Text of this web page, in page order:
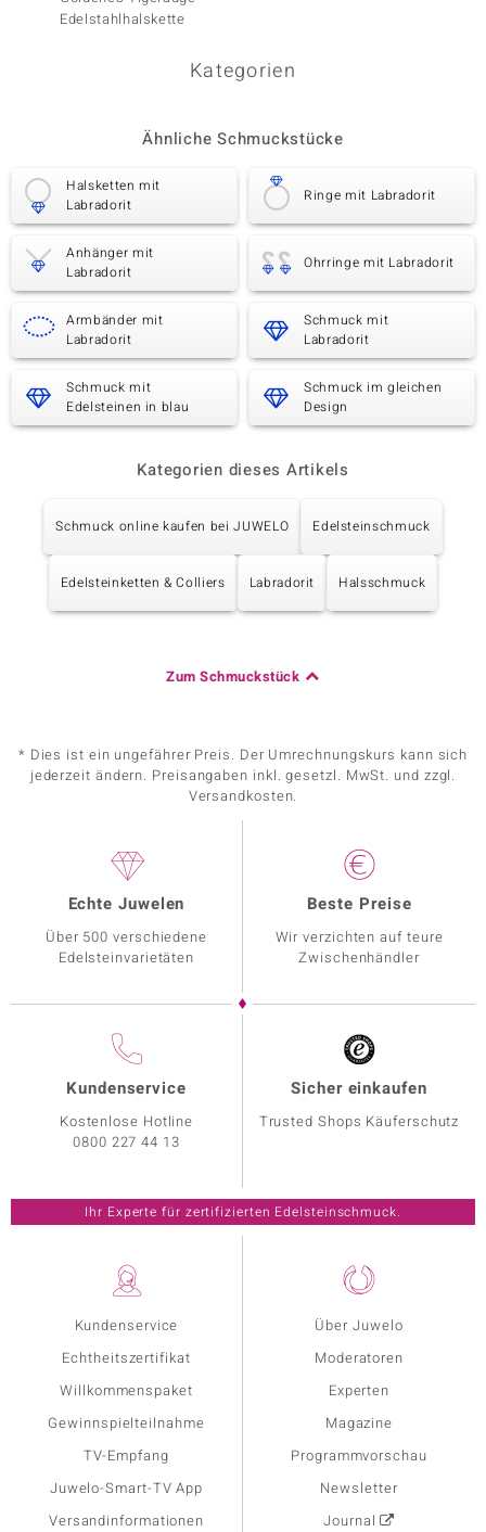
Edelstahlhalskette
Kategorien
Ähnliche Schmuckstücke
Halsketten mit
Labradorit
Ringe mit Labradorit
Anhänger mit
Labradorit
Ohrringe mit Labradorit
Armbänder mit
Labradorit
Schmuck mit
Labradorit
Schmuck mit
Edelsteinen in blau
Schmuck im gleichen
Design
Kategorien dieses Artikels
Schmuck online kaufen bei JUWELO Edelsteinschmuck
Edelsteinketten & Colliers Labradorit Halsschmuck
Zum Schmuckstück
* Dies ist ein ungefährer Preis. Der Umrechnungskurs kann sich
jederzeit ändern. Preisangaben inkl. gesetzl. MwSt. und zzgl.
Versandkosten.
Kundenservice
Echtheitszertifikat
Willkommenspaket
Gewinnspielteilnahme
TV-Empfang
Juwelo-Smart-TV App
Versandinformationen
Über Juwelo
Moderatoren
Experten
Magazine
Programmvorschau
Newsletter
Journal
Echte Juwelen
Über 500 verschiedene
Edelsteinvarietäten
Beste Preise
Wir verzichten auf teure
Zwischenhändler
Kundenservice
Kostenlose Hotline
0800 227 44 13
Sicher einkaufen
Trusted Shops Käuferschutz
Ihr Experte für zertifizierten Edelsteinschmuck.